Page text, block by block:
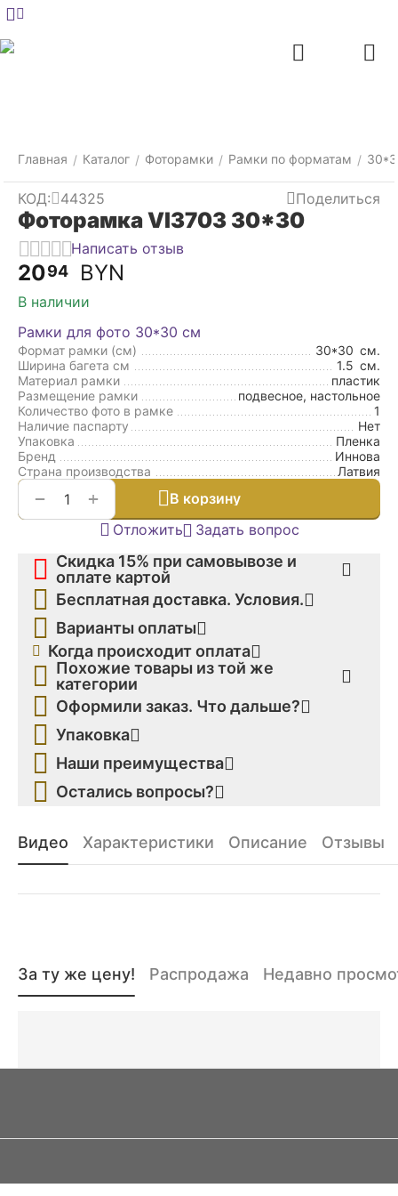
Главная / Каталог / Фоторамки / Рамки по форматам /
КОД: 44325 Поделиться
Фоторамка VI3703 30*30
Написать отзыв
2094 BYN
В наличии
Рамки для фото 30*30 см
Формат рамки (см) 30*30 см.
Ширина багета см
1.5 см.
Материал рамки
пластик
Размещение рамки
подвесное, настольное
Количество фото в рамке
1
Наличие паспарту
Нет
Упаковка
Пленка
Бренд
Иннова
Страна производства
Латвия
+
−
В корзину
Отложить
Задать вопрос
Скидка 15% при самовывозе и
оплате картой
Бесплатная доставка. Условия.
Варианты оплаты
Когда происходит оплата
Похожие товары из той же
категории
Оформили заказ. Что дальше?
Упаковка
Наши преимущества
Остались вопросы?
Видео Характеристики Описание Отзывы
За ту же цену! Распродажа Недавно